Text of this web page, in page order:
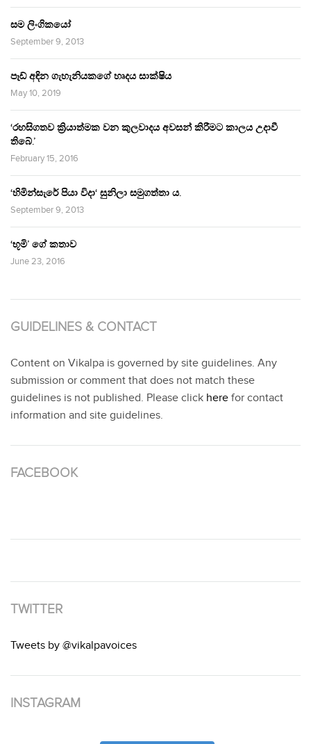
සම ලිංගිකයෝ
September 9, 2013
පෑඩ් අඳින ගැහැනියකගේ හෘදය සාක්ෂිය
May 10, 2019
‘රහසිගතව ක්‍රියාත්මක වන කුලවාදය අවසන් කිරීමට කාලය උදාවී
තිබේ.’
February 15, 2016
‘හිමින්සැරේ පියා විදා‘ සුනිලා සමුගත්තා ය.
September 9, 2013
‘භූමි’ ගේ කතාව
June 23, 2016
GUIDELINES & CONTACT
Content on Vikalpa is governed by site guidelines. Any
submission or comment that does not match these
guidelines is not published. Please click here for contact
information and site guidelines.
FACEBOOK
TWITTER
Tweets by @vikalpavoices
INSTAGRAM